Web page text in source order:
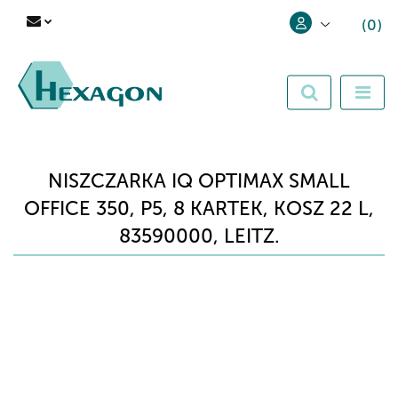
Zarejestruj się
(0)
NISZCZARKA IQ OPTIMAX SMALL
OFFICE 350, P5, 8 KARTEK, KOSZ 22 L,
83590000, LEITZ.